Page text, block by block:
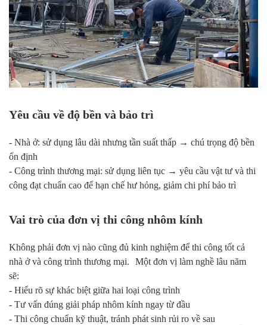
Yêu cầu về độ bền và bảo trì
- Nhà ở: sử dụng lâu dài nhưng tần suất thấp → chú trọng độ bền
ổn định
- Công trình thương mại: sử dụng liên tục → yêu cầu vật tư và thi
công đạt chuẩn cao để hạn chế hư hỏng, giảm chi phí bảo trì
Vai trò của đơn vị thi công nhôm kính
Không phải đơn vị nào cũng đủ kinh nghiệm để thi công tốt cả
nhà ở và công trình thương mại. Một đơn vị làm nghề lâu năm
sẽ:
- Hiểu rõ sự khác biệt giữa hai loại công trình
- Tư vấn đúng giải pháp nhôm kính ngay từ đầu
- Thi công chuẩn kỹ thuật, tránh phát sinh rủi ro về sau